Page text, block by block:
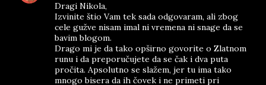
Dragi Nikola,
Izvinite štio Vam tek sada odgovaram, ali zbog
cele gužve nisam imal ni vremena ni snage da se
bavim blogom.
Drago mi je da tako opširno govorite o Zlatnom
runu i da preporučujete da se čak i dva puta
pročita. Apsolutno se slažem, jer tu ima tako
mnogo bisera da ih čovek i ne primeti pri